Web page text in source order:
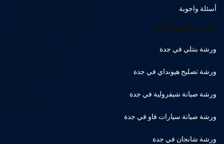
أسئلة واجوبة
أحدث المقالات
ورشة بنتلي في جدة
ورشة تصليح هيونداي في جدة
ورشة صيانة شيفرولية في جدة
ورشة صيانة سيارات فاو في جدة
ورشة شانجان في جدة